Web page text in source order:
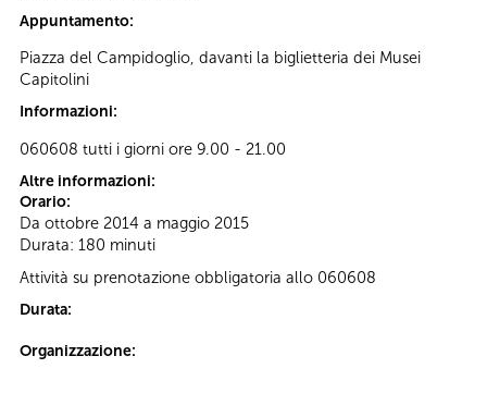
Appuntamento:
Piazza del Campidoglio, davanti la biglietteria dei Musei
Capitolini
Informazioni:
060608 tutti i giorni ore 9.00 - 21.00
Altre informazioni:
Orario:
Da ottobre 2014 a maggio 2015
Durata: 180 minuti
Attività su prenotazione obbligatoria allo 060608
Durata:
Organizzazione: